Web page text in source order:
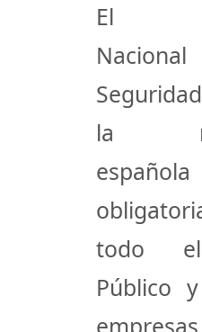
El
la
española
todo
Público